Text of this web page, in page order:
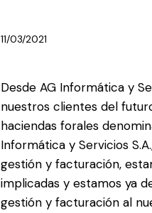
11/03/2021
Desde AG Informática y
nuestros clientes del
haciendas forales
Informática y Servicios
gestión y facturación,
implicadas y estamos ya
gestión y facturación al